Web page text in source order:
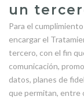
un
Para el
encargar el
tercero, con el fin
comunicación,
datos, planes de
que permitan, entre